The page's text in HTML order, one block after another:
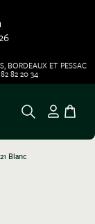
BORDEAUX ET PESSAC
82 20 34
Blanc